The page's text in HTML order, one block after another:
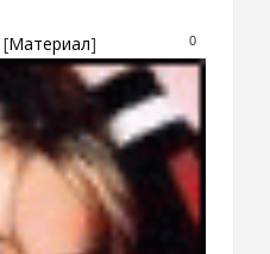
0
[Материал]